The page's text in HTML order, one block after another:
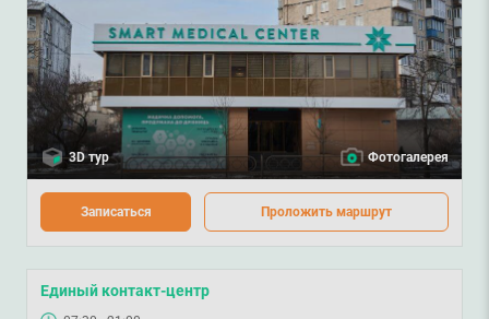
3D тур Фотогалерея
Записаться Проложить маршрут
Единый контакт-центр